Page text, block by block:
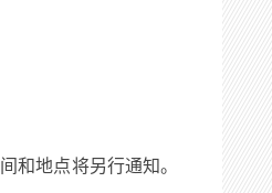
和地点将另行通知。